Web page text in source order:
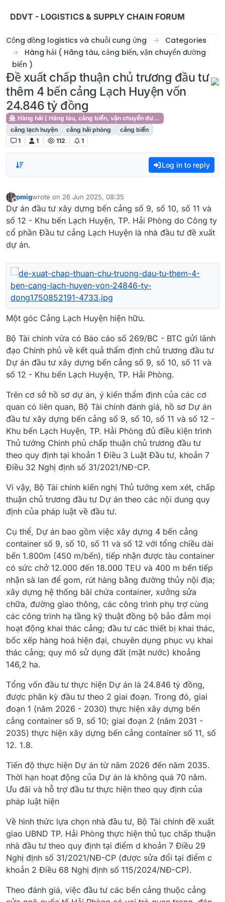
DDVT - LOGISTICS & SUPPLY CHAIN FORUM
Cộng đồng logistics và chuỗi cung ứng
Categories
Hàng hải ( Hãng tàu, cảng biển, vận chuyển đường
biển )
Đề xuất chấp thuận chủ trương đầu tư
thêm 4 bến cảng Lạch Huyện vốn
24.846 tỷ đồng
Hàng hải ( Hãng tàu, cảng biển, vận chuyển đường biển )
cảng lạch huyện
cảng hải phòng
cảng biển
1
1 112 1
Log in to reply
Offline
pmigwrote on 26 Jun 2025, 08:35
last edited by
Dự án đầu tư xây dựng bến cảng số 9, số 10, số 11 và
số 12 - Khu bến Lạch Huyện, TP. Hải Phòng do Công ty
cổ phần Đầu tư cảng Lạch Huyện là nhà đầu tư đề xuất
dự án.
Một góc Cảng Lạch Huyện hiện hữu.
Bộ Tài chính vừa có Báo cáo số 269/BC - BTC gửi lãnh
đạo Chính phủ về kết quả thẩm định chủ trương đầu tư
Dự án đầu tư xây dựng bến cảng số 9, số 10, số 11 và
số 12 - Khu bến Lạch Huyện, TP. Hải Phòng.
Trên cơ sở hồ sơ dự án, ý kiến thẩm định của các cơ
quan có liên quan, Bộ Tài chính đánh giá, hồ sơ Dự án
đầu tư xây dựng bến cảng số 9, số 10, số 11 và số 12 -
Khu bến Lạch Huyện, TP. Hải Phòng đủ điều kiện trình
Thủ tướng Chính phủ chấp thuận chủ trương đầu tư
theo quy định tại khoản 1 Điều 3 Luật Đầu tư, khoản 7
Điều 32 Nghị định số 31/2021/NĐ-CP.
Vì vậy, Bộ Tài chính kiến nghị Thủ tướng xem xét, chấp
thuận chủ trương đầu tư Dự án theo các nội dung quy
định của pháp luật về đầu tư.
Cụ thể, Dự án bao gồm việc xây dựng 4 bến cảng
container số 9, số 10, số 11 và số 12 với tổng chiều dài
bến 1.800m (450 m/bến), tiếp nhận được tàu container
có sức chở 12.000 đến 18.000 TEU và 400 m bến tiếp
nhận sà lan để gom, rút hàng bằng đường thủy nội địa;
xây dựng hệ thống bãi chứa container, xưởng sửa
chữa, đường giao thông, các công trình phụ trợ cùng
các công trình hạ tầng kỹ thuật đồng bộ bảo đảm mọi
hoạt động khai thác cảng; đầu tư các thiết bị khai thác,
bốc xếp hàng hoá hiện đại, chuyên dụng phục vụ khai
thác cảng; quy mô sử dụng đất (mặt nước) khoảng
146,2 ha.
Tổng vốn đầu tư thực hiện Dự án là 24.846 tỷ đồng,
được phân kỳ đầu tư theo 2 giai đoạn. Trong đó, giai
đoạn 1 (năm 2026 - 2030) thực hiện xây dựng bến
cảng container số 9, số 10; giai đoạn 2 (năm 2031 -
2035) thực hiện xây dựng bến cảng container số 11, số
12. 1.8.
Tiến độ thực hiện Dự án từ năm 2026 đến năm 2035.
Thời hạn hoạt động của Dự án là không quá 70 năm.
Ưu đãi và hỗ trợ đầu tư thực hiện theo quy định của
pháp luật hiện
Về hình thức lựa chọn nhà đầu tư, Bộ Tài chính đề xuất
giao UBND TP. Hải Phòng thực hiện thủ tục chấp thuận
nhà đầu tư theo quy định tại điểm d khoản 7 Điều 29
Nghị định số 31/2021/NĐ-CP (được sửa đổi tại điểm c
khoản 2 Điều 68 Nghị định số 115/2024/NĐ-CP).
Theo đánh giá, việc đầu tư các bến cảng thuộc cảng